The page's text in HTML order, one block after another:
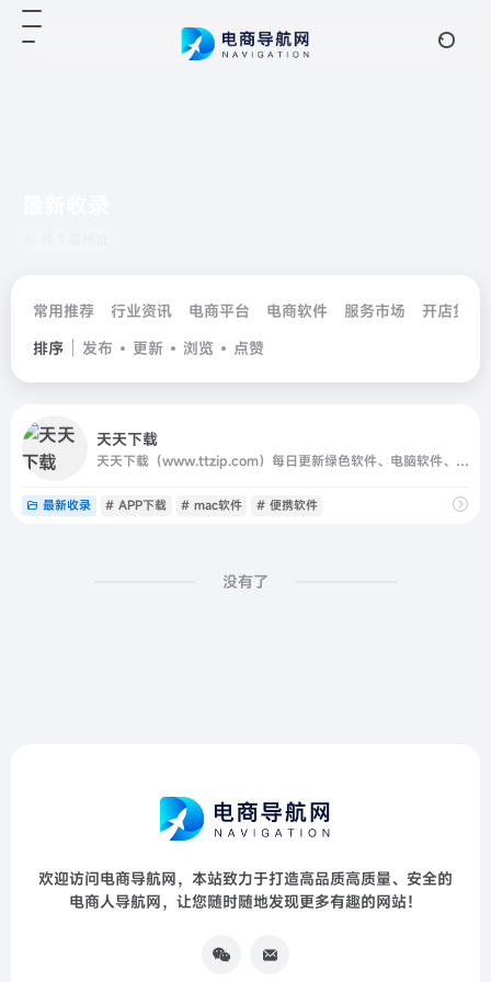
常用推荐 行业资讯 电商平台 电商软件 服务市场
开店货源
排序
发布 更新 浏览 点赞
天天下载
天天下载（www.ttzip.com）每日更新绿色软件、电脑软件、安卓APP、Mac应用、热门单机游戏，精选国内外精品资源，更新快、资源全，发现更多实用工具，就上天天下载.
最新收录 # APP下载 # mac软件 # 便携软件
没有了
欢迎访问电商导航网，本站致力于打造高品质高质量、安全的
电商人导航网，让您随时随地发现更多有趣的网站！